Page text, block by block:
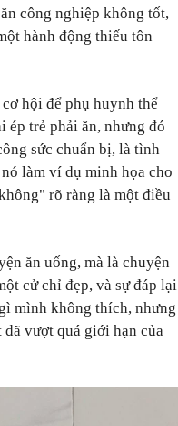
công nghiệp không tốt,
hành động thiếu tôn
hội để phụ huynh thể
ép trẻ phải ăn, nhưng đó
sức chuẩn bị, là tình
làm ví dụ minh họa cho
rõ ràng là một điều
ăn uống, mà là chuyện
cử chỉ đẹp, và sự đáp lại
mình không thích, nhưng
vượt quá giới hạn của